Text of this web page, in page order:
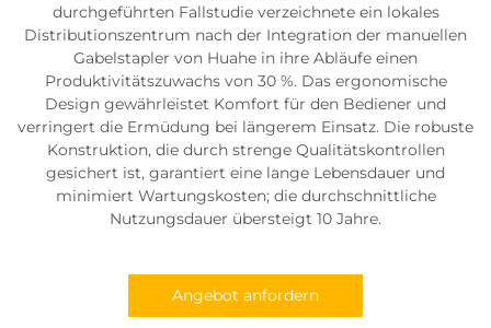
durchgeführten Fallstudie verzeichnete ein lokales
Distributionszentrum nach der Integration der manuellen
Gabelstapler von Huahe in ihre Abläufe einen
Produktivitätszuwachs von 30 %. Das ergonomische
Design gewährleistet Komfort für den Bediener und
verringert die Ermüdung bei längerem Einsatz. Die robuste
Konstruktion, die durch strenge Qualitätskontrollen
gesichert ist, garantiert eine lange Lebensdauer und
minimiert Wartungskosten; die durchschnittliche
Nutzungsdauer übersteigt 10 Jahre.
Angebot anfordern